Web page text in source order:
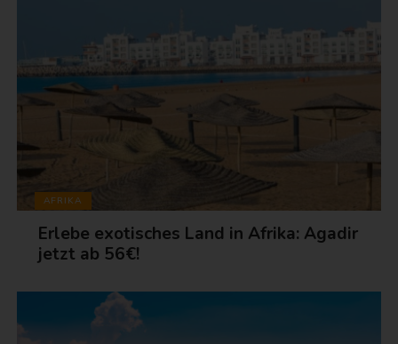
AFRIKA
Erlebe exotisches Land in Afrika: Agadir
jetzt ab 56€!